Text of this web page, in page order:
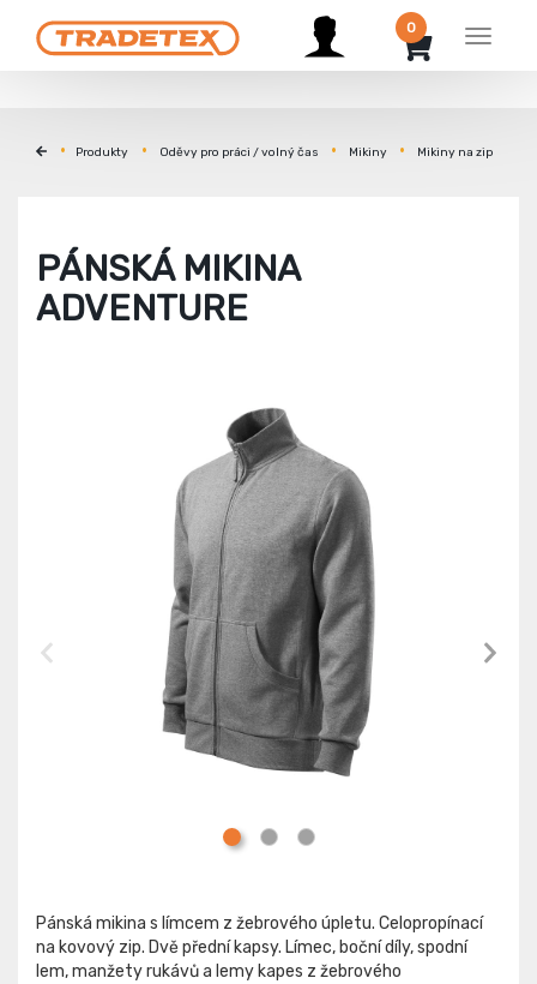
Menu
0
Produkty Oděvy pro práci / volný čas Mikiny Mikiny na zip
PÁNSKÁ MIKINA
ADVENTURE
Pánská mikina s límcem z žebrového úpletu. Celopropínací
na kovový zip. Dvě přední kapsy. Límec, boční díly, spodní
lem, manžety rukávů a lemy kapes z žebrového